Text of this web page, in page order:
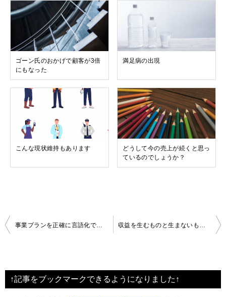
ゴーン氏のおかげで顧客が3倍
にもなった
満足病の出現
こんな現状維持もあります
どうして今の売上が続くと思っ
ているのでしょうか？
投
ビ
ゲ
事業プランを正確に言語化できる能力 収益を生むものと生まないものは区別ができるのだろうか
↑記事をブックマークできるようになりました↑